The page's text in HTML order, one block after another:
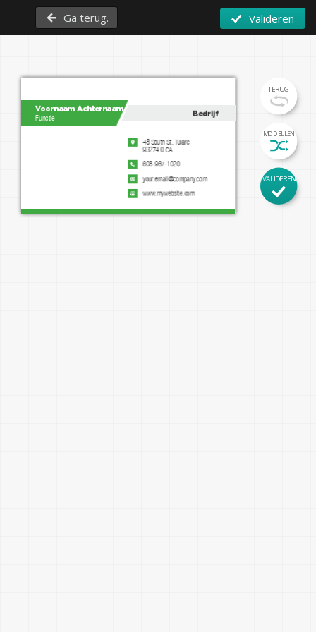
Ga terug. Valideren
TERUG
MODELLEN
VALIDEREN
www.mywebsite.com
608-967-1020
your.email@company.com
48 South St. Tulare
93274.0 CA
Bedrijf
Voornaam Achternaam
Functie
instagram.com/mypage